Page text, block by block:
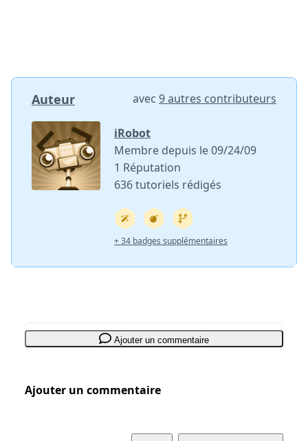
Auteur avec 9 autres contributeurs
iRobot
Membre depuis le 09/24/09
1 Réputation
636 tutoriels rédigés
+ 34 badges supplémentaires
Ajouter un commentaire
Ajouter un commentaire